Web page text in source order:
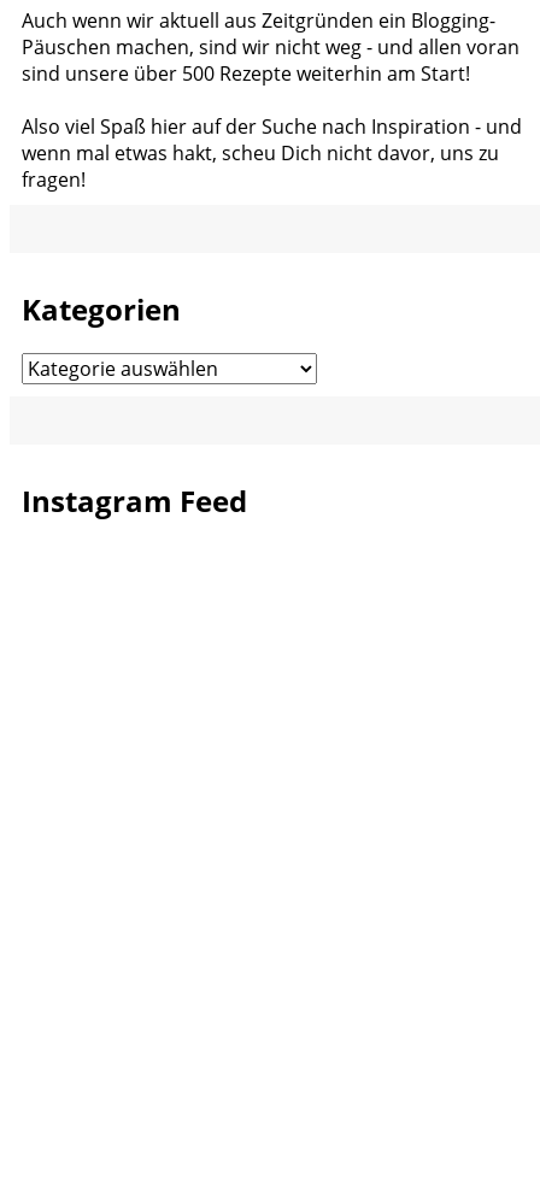
Auch wenn wir aktuell aus Zeitgründen ein Blogging-
Päuschen machen, sind wir nicht weg - und allen voran
sind unsere über 500 Rezepte weiterhin am Start!
Also viel Spaß hier auf der Suche nach Inspiration - und
wenn mal etwas hakt, scheu Dich nicht davor, uns zu
fragen!
Kategorien
Kategorien
Instagram Feed